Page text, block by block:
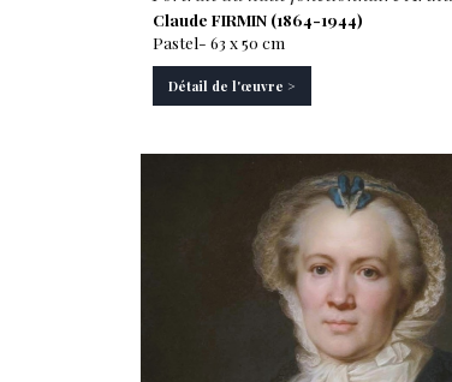
Claude FIRMIN (1864-1944)
Pastel- 63 x 50 cm
Détail de l'œuvre >